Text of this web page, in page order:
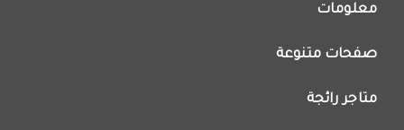
معلومات
اتصل بنا
اعلن معنا
صفحات متنوعة
عروض اليوم
متاجر رائجة